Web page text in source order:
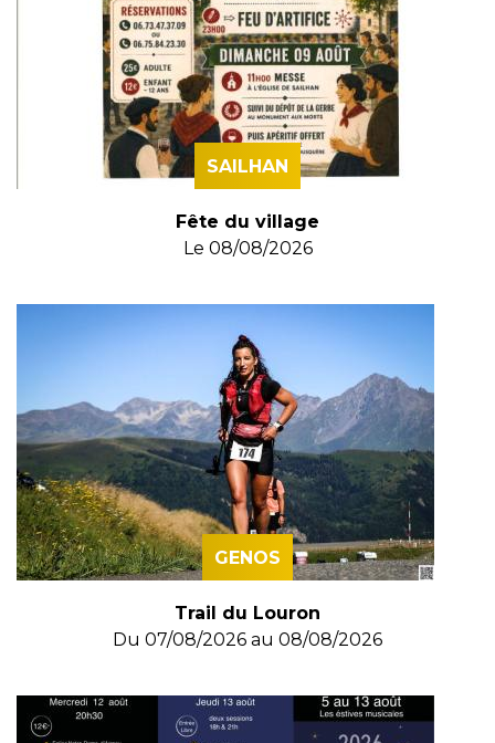
SAILHAN
Fête du village
Le 08/08/2026
GENOS
Trail du Louron
Du 07/08/2026 au 08/08/2026